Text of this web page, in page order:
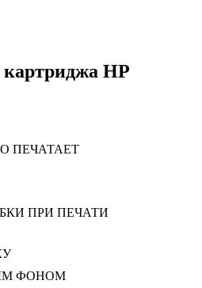
HP
ПЕЧАТАЕТ
ПРИ ПЕЧАТИ
ФОНОМ